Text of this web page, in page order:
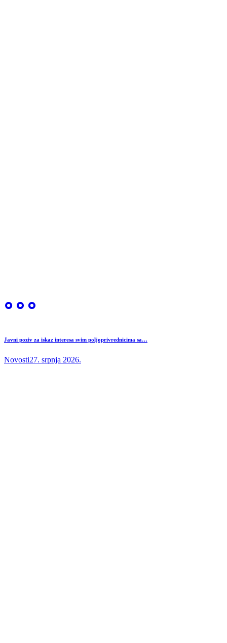
Javni poziv za iskaz interesa svim poljoprivrednicima sa…
Novosti27. srpnja 2026.